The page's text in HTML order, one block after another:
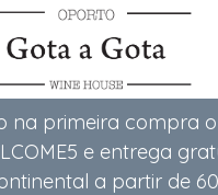
na primeira compra
e entrega
a partir de